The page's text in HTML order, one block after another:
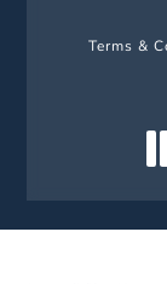
Terms &